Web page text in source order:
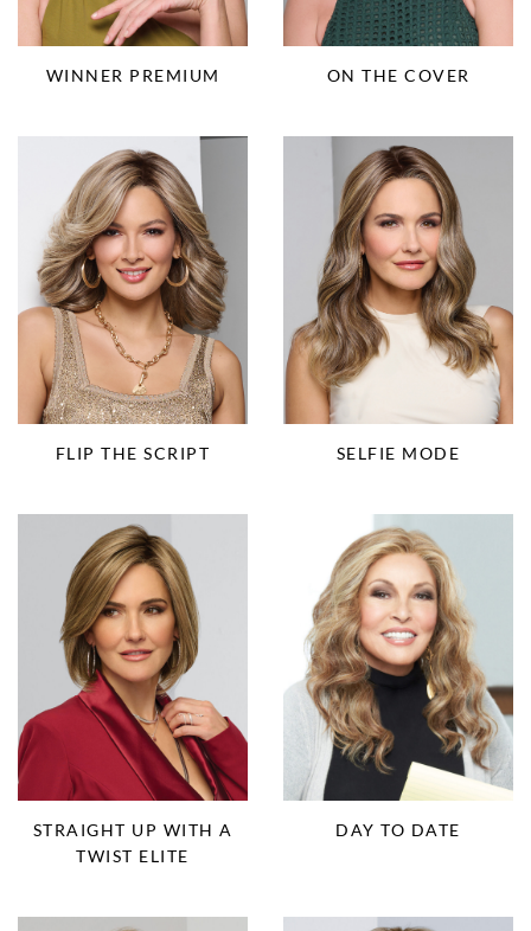
WINNER PREMIUM ON THE COVER
FLIP THE SCRIPT SELFIE MODE
STRAIGHT UP WITH A
TWIST ELITE
DAY TO DATE